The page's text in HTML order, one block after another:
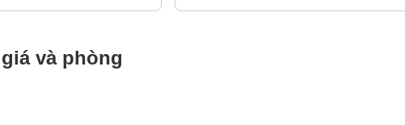
và phòng